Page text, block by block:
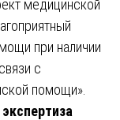
медицинской
при наличии
с
помощи».